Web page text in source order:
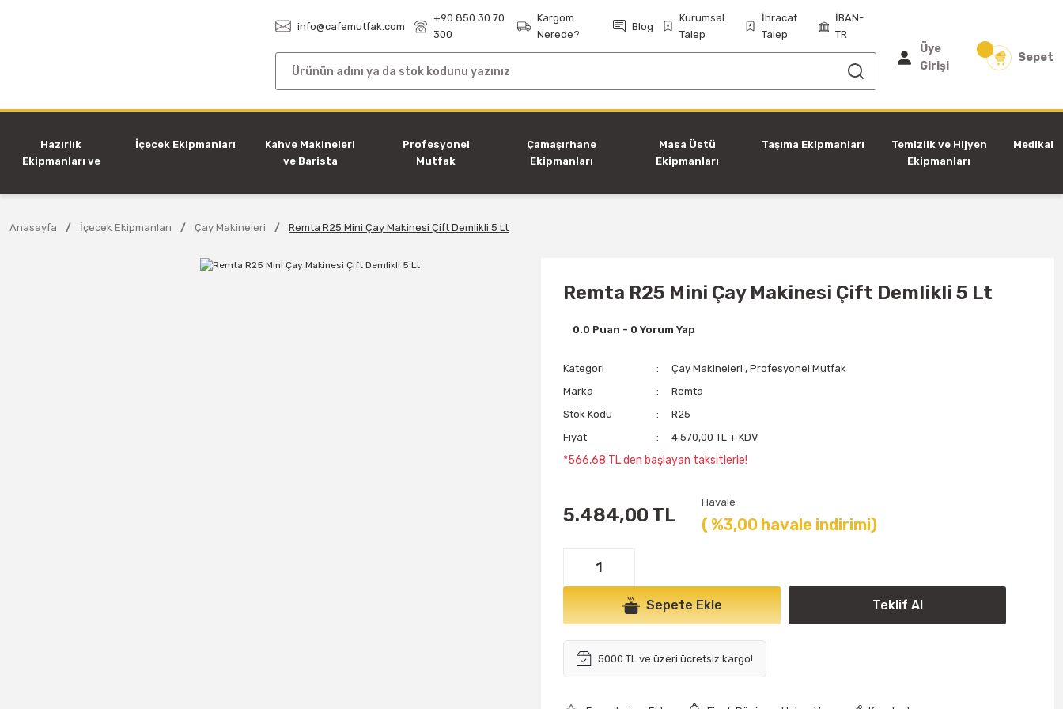
info@cafemutfak.com
+90 850 30 70
300
Kargom
Nerede?
Blog
Kurumsal
Talep
İhracat
Talep
İBAN-
TR
Üye
Girişi
Sepet
Hazırlık
Ekipmanları ve
İçecek Ekipmanları
Kahve Makineleri
ve Barista
Profesyonel
Mutfak
Çamaşırhane
Ekipmanları
Masa Üstü
Ekipmanları
Taşıma Ekipmanları
Temizlik ve Hijyen
Ekipmanları
Medikal
Anasayfa İçecek Ekipmanları Çay Makineleri Remta R25 Mini Çay Makinesi Çift Demlikli 5 Lt
Remta R25 Mini Çay Makinesi Çift Demlikli 5 Lt
0.0 Puan - 0 Yorum Yap
Kategori Çay Makineleri ,Profesyonel Mutfak
Marka
Remta
Stok Kodu
R25
Fiyat
4.570,00 TL + KDV
*566,68 TL den başlayan taksitlerle!
5.484,00 TL
Havale
( %3,00 havale indirimi)
Sepete Ekle Teklif Al
5000 TL ve üzeri ücretsiz kargo!